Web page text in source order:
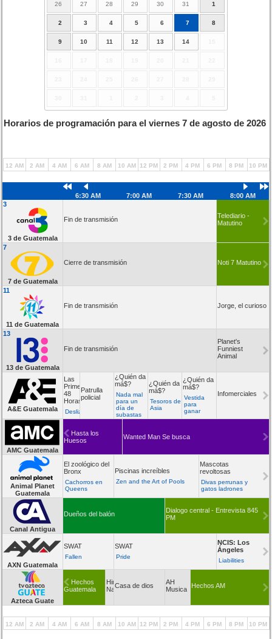
26 27 28 29 30 31 1
2 3 4 5 6 7 8
9 10 11 12 13 14
Horarios de programación para el viernes 7 de agosto de 2026
12 AM 2 AM 4 AM 6 AM 8 AM 10 AM 12 PM 2 PM 4 PM 6 PM 8 PM 10 PM
6:30 AM 7:00 AM 7:30 AM
8:00 AM
3
3 de Guatemala
Fin de transmisión
Telediario -
Matutino
7
7 de Guatemala
Cierre de transmisión Noti 7 Matutino
11
11 de Guatemala
Fin de transmisión Jorge, el curioso
13
13 de Guatemala
Fin de transmisión
Planet's
Funniest
Animal
A&E Guatemala
Las
Primeras
48
Horas
Deslizadores
Patrulla
policial
¿Quién da
má$?
Nada mal
para un
día de
subastas
¿Quién da
má$?
Tesoros de
Asia
¿Quién da
má$?
Vestida
para
ganar
Infomerciales
AMC Guatemala
Hasta los
Huesos
Wanted Man Se busca
Animal Planet
Guatemala
El zoológico del
Bronx
Cachorros en
Queens
Piscinas increíbles
Zen and the Art of Pools
Mascotas
revoltosas
Divas perrunas y
gatos ladrones
Canal Antigua
Dueños del balón
Dialogo central - Entrevista 845
PM
AXN Guatemala
SWAT
Fallen
SWAT
Pride
NCIS: Los
Ángeles
Liabilities
Azteca Guate
Hechos
Guatemala
Himno
Nacional
Casa de dios
AH
Musica
Hechos AM
12 AM 2 AM 4 AM 6 AM 8 AM 10 AM 12 PM 2 PM 4 PM 6 PM 8 PM 10 PM